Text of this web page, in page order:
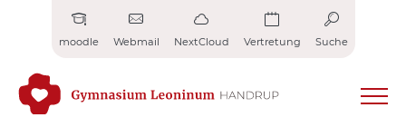
moodle Webmail NextCloud Vertretung Suche